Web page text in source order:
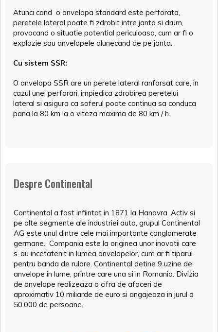
Atunci cand o anvelopa standard este perforata,
peretele lateral poate fi zdrobit intre janta si drum,
provocand o situatie potential periculoasa, cum ar fi o
explozie sau anvelopele alunecand de pe janta.
Cu sistem SSR:
O anvelopa SSR are un perete lateral ranforsat care, in
cazul unei perforari, impiedica zdrobirea peretelui
lateral si asigura ca soferul poate continua sa conduca
pana la 80 km la o viteza maxima de 80 km / h.
Despre Continental
Continental a fost infiintat in 1871 la Hanovra. Activ si
pe alte segmente ale industriei auto, grupul Continental
AG este unul dintre cele mai importante conglomerate
germane. Compania este la originea unor inovatii care
s-au incetatenit in lumea anvelopelor, cum ar fi tiparul
pentru banda de rulare. Continental detine 9 uzine de
anvelope in lume, printre care una si in Romania. Divizia
de anvelope realizeaza o cifra de afaceri de
aproximativ 10 miliarde de euro si angajeaza in jurul a
50.000 de persoane.